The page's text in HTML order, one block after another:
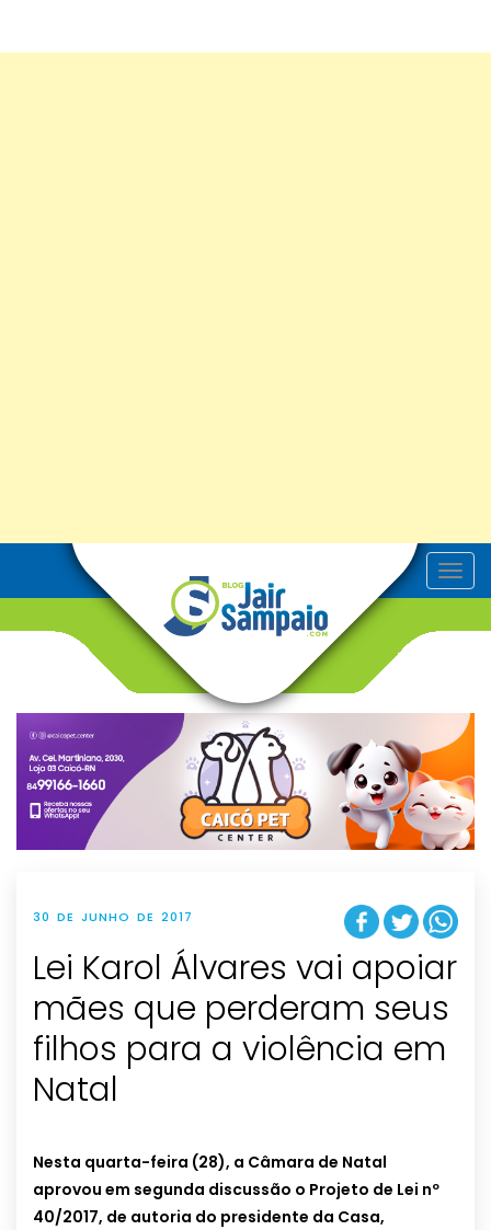
T
o
v
g
t
i
o
n
30 DE JUNHO DE 2017
Lei Karol Álvares vai apoiar
mães que perderam seus
filhos para a violência em
Natal
Nesta quarta-feira (28), a Câmara de Natal
aprovou em segunda discussão o Projeto de Lei nº
40/2017, de autoria do presidente da Casa,